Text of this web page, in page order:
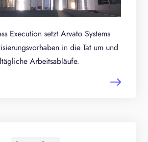
Execution setzt Arvato Systems
in die Tat um und
Arbeitsabläufe.